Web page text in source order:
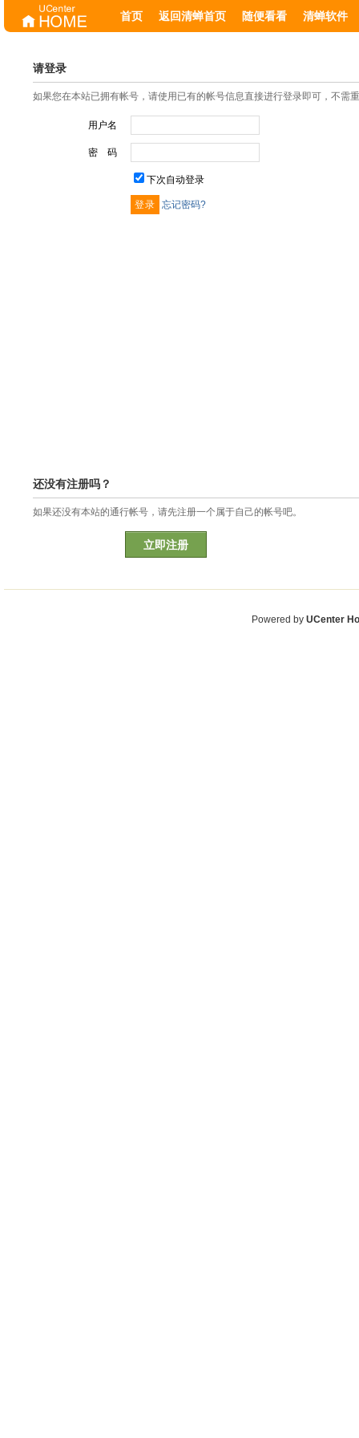
首页 返回清蝉首页 随便看看 清蝉软件
请登录
如果您在本站已拥有帐号，请使用已有的帐号信息直接进行登录即可，不需
用户名
密 码
下次自动登录
忘记密码?
还没有注册吗？
如果还没有本站的通行帐号，请先注册一个属于自己的帐号吧。
立即注册
Powered by UCenter